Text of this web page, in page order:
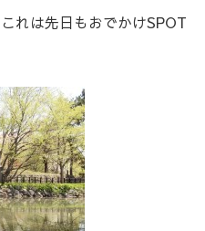
れは先日もおでかけSPOT